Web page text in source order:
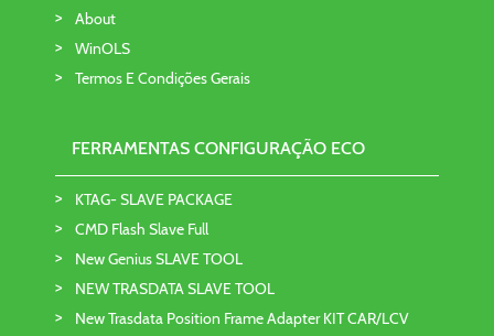
About
WinOLS
Termos E Condições Gerais
FERRAMENTAS CONFIGURAÇÃO ECO
KTAG- SLAVE PACKAGE
CMD Flash Slave Full
New Genius SLAVE TOOL
NEW TRASDATA SLAVE TOOL
New Trasdata Position Frame Adapter KIT CAR/LCV